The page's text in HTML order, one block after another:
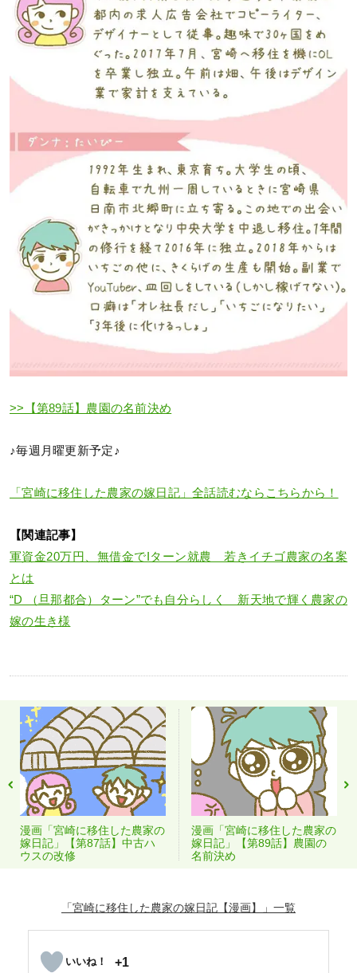
>>【第89話】農園の名前決め
♪毎週月曜更新予定♪
「宮崎に移住した農家の嫁日記」全話読むならこちらから！
【関連記事】
軍資金20万円、無借金でIターン就農 若きイチゴ農家の名案
とは
“D （旦那都合）ターン”でも自分らしく 新天地で輝く農家の
嫁の生き様
漫画「宮崎に移住した農家の
嫁日記」【第87話】中古ハ
ウスの改修
漫画「宮崎に移住した農家の
嫁日記」【第89話】農園の
名前決め
「宮崎に移住した農家の嫁日記【漫画】」
+1